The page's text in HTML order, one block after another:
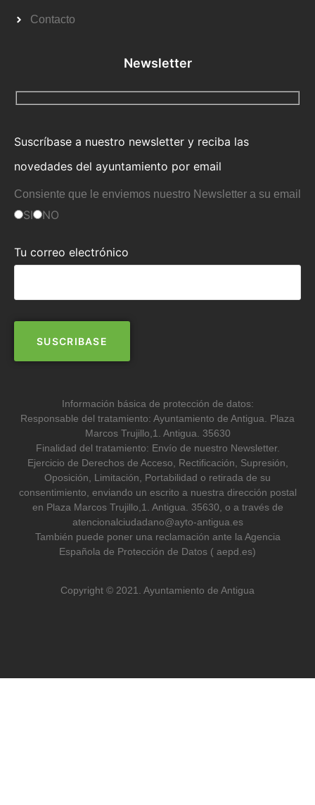
Contacto
Newsletter
Suscríbase a nuestro newsletter y reciba las
novedades del ayuntamiento por email
Consiente que le enviemos nuestro Newsletter a su email
SI NO
Tu correo electrónico
Información básica de protección de datos:
Responsable del tratamiento: Ayuntamiento de Antigua. Plaza
Marcos Trujillo,1. Antigua. 35630
Finalidad del tratamiento: Envío de nuestro Newsletter.
Ejercicio de Derechos de Acceso, Rectificación, Supresión,
Oposición, Limitación, Portabilidad o retirada de su
consentimiento, enviando un escrito a nuestra dirección postal
en Plaza Marcos Trujillo,1. Antigua. 35630, o a través de
atencionalciudadano@ayto-antigua.es
También puede poner una reclamación ante la Agencia
Española de Protección de Datos ( aepd.es)
Copyright © 2021. Ayuntamiento de Antigua